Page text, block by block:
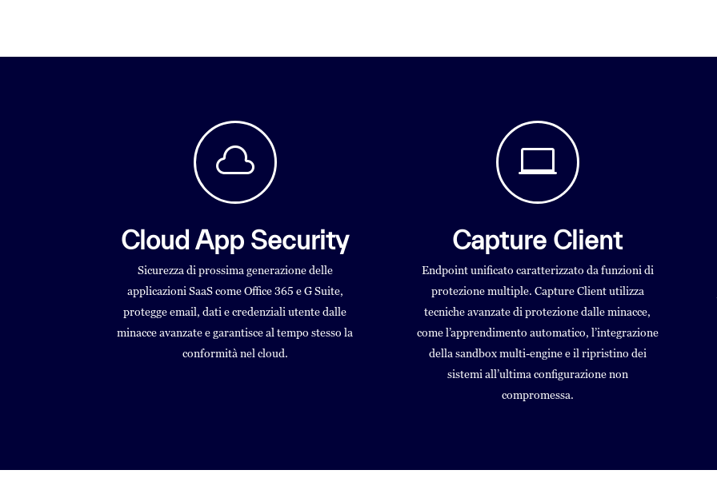

Cloud App Security
Sicurezza di prossima generazione delle
applicazioni SaaS come Office 365 e G Suite,
protegge email, dati e credenziali utente dalle
minacce avanzate e garantisce al tempo stesso la
conformità nel cloud.

Capture Client
Endpoint unificato caratterizzato da funzioni di
protezione multiple. Capture Client utilizza
tecniche avanzate di protezione dalle minacce,
come l’apprendimento automatico, l’integrazione
della sandbox multi-engine e il ripristino dei
sistemi all’ultima configurazione non
compromessa.